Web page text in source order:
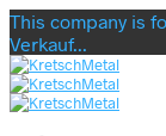
This company is
Verkauf...